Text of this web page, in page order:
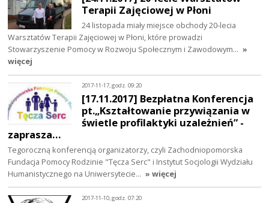
Terapii Zajęciowej w Płoni
24 listopada miały miejsce obchody 20-lecia
Warsztatów Terapii Zajęciowej w Płoni, które prowadzi
Stowarzyszenie Pomocy w Rozwoju Społecznym i Zawodowym… »
więcej
2017-11-17, godz. 09:20
[17.11.2017] Bezpłatna Konferencja
pt.„Kształtowanie przywiązania w
świetle profilaktyki uzależnień” -
zaprasza…
Tegoroczną konferencją organizatorzy, czyli Zachodniopomorska
Fundacja Pomocy Rodzinie "Tęcza Serc" i Instytut Socjologii Wydziału
Humanistycznego na Uniwersytecie… » więcej
2017-11-10, godz. 07:20